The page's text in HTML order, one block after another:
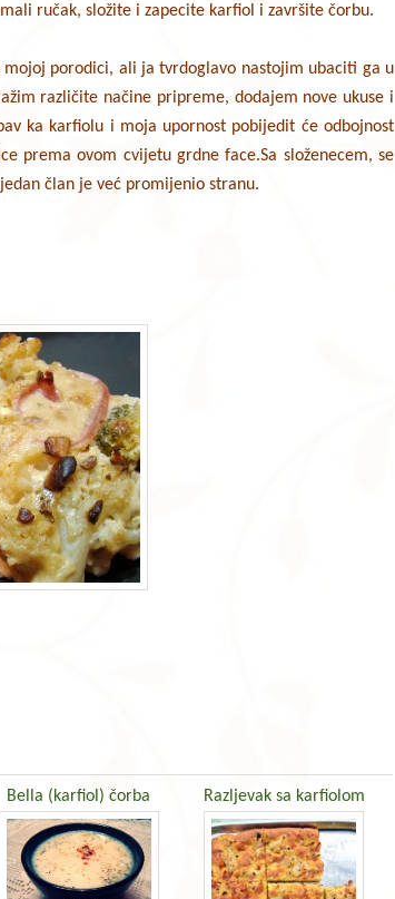
ručak, složite i zapecite karfiol i završite čorbu.
porodici, ali ja tvrdoglavo nastojim ubaciti ga u
različite načine pripreme, dodajem nove ukuse i
ka karfiolu i moja upornost pobijedit će odbojnost
prema ovom cvijetu grdne face.Sa složenecem, se
član je već promijenio stranu.
Bella (karfiol) čorba Razljevak sa karfiolom